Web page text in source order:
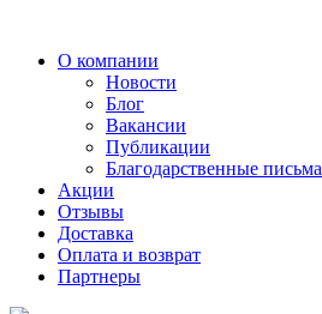
О компании
Новости
Блог
Вакансии
Публикации
Благодарственные письма
Акции
Отзывы
Доставка
Оплата и возврат
Партнеры